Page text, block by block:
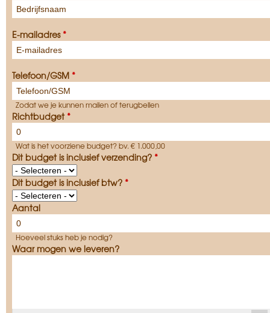
E-mailadres *
Telefoon/GSM *
Zodat we je kunnen mailen of terugbellen
Richtbudget *
Wat is het voorziene budget? bv. € 1.000,00
Dit budget is inclusief verzending? *
Dit budget is inclusief btw? *
Aantal
Hoeveel stuks heb je nodig?
Waar mogen we leveren?